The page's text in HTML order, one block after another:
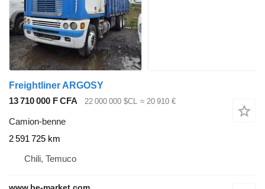
Freightliner ARGOSY
13 710 000 F CFA
22 000 000 $CL ≈ 20 910 €
Camion-benne
2 591 725 km
Chili, Temuco
www.be-market.com